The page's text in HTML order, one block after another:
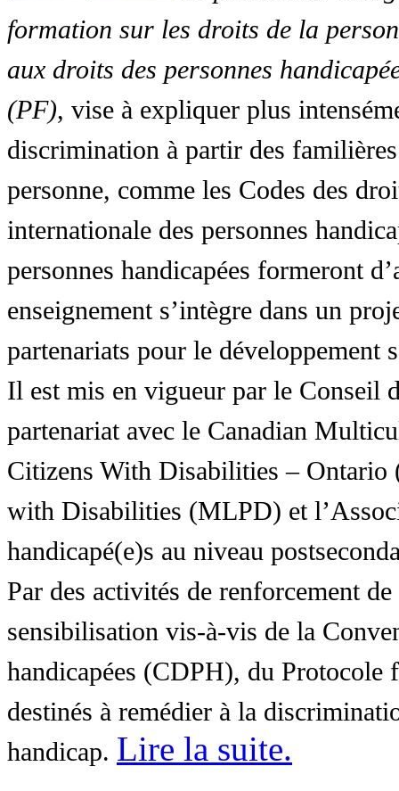
formation sur les droits de la
aux droits des personnes
(PF), vise à expliquer plus
discrimination à partir des
personne, comme les Codes des
internationale des personnes
personnes handicapées formeront
enseignement s’intègre dans un
partenariats pour le développement
Il est mis en vigueur par le Conseil
partenariat avec le Canadian
Citizens With Disabilities – Ontario
with Disabilities (MLPD) et
handicapé(e)s au niveau
Par des activités de renforcement
sensibilisation vis-à-vis de la
handicapées (CDPH), du Protocole
destinés à remédier à la
handicap. Lire la suite.